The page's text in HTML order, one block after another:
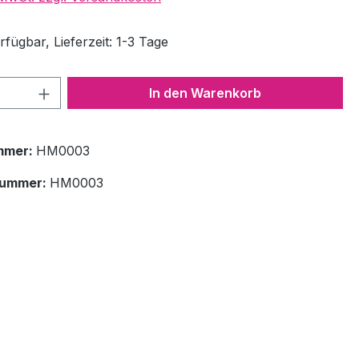
Lieferzeit: 1-3 Tage
Anzahl: Gib den gewünschten Wert
In den Warenkorb
HM0003
HM0003